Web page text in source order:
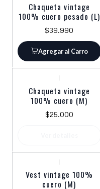
Chaqueta vintage
100% cuero pesado (L)
$39.990
Agregar al Carro
|
Chaqueta vintage
100% cuero (M)
$25.000
|
Vest vintage 100%
cuero (M)